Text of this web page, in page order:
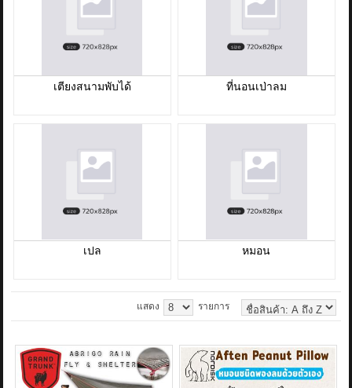
แจ้งชำระเงิน
ข่าวสาร
เตียงสนามพับได้ ที่นอนเป่าลม
เปล หมอน
แสดง รายการ